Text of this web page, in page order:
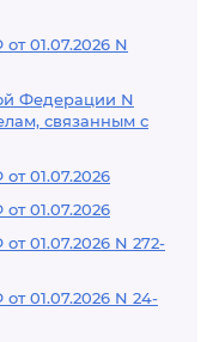
01.07.2026 N
Федерации N
связанным с
01.07.2026
01.07.2026
01.07.2026 N 272-
01.07.2026 N 24-